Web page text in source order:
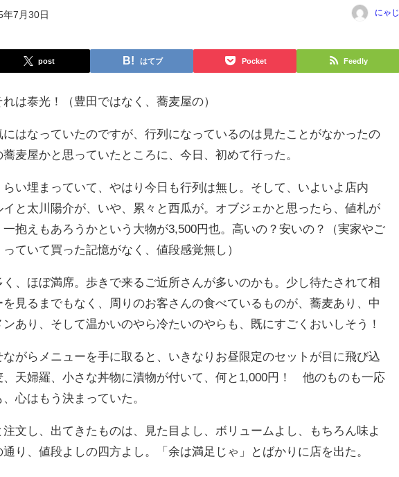
年7月30日 にゃじ
post はてブ Pocket Feedly
は泰光！（豊田ではなく、蕎麦屋の）
にはなっていたのですが、行列になっているのは見たことがなかったの
麦屋かと思っていたところに、今日、初めて行った。
い埋まっていて、やはり今日も行列は無し。そして、いよいよ店内
と太川陽介が、いや、累々と西瓜が。オブジェかと思ったら、値札が
抱えもあろうかという大物が3,500円也。高いの？安いの？（実家やご
ていて買った記憶がなく、値段感覚無し）
、ほぼ満席。歩きで来るご近所さんが多いのかも。少し待たされて相
見るまでもなく、周りのお客さんの食べているものが、蕎麦あり、中
あり、そして温かいのやら冷たいのやらも、既にすごくおいしそう！
がらメニューを手に取ると、いきなりお昼限定のセットが目に飛び込
、天婦羅、小さな丼物に漬物が付いて、何と1,000円！ 他のものも一応
心はもう決まっていた。
注文し、出てきたものは、見た目よし、ボリュームよし、もちろん味よ
り、値段よしの四方よし。「余は満足じゃ」とばかりに店を出た。